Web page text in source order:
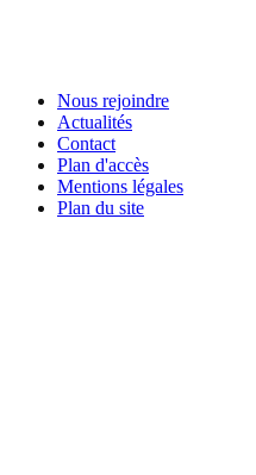
Nous rejoindre
Actualités
Contact
Plan d'accès
Mentions légales
Plan du site